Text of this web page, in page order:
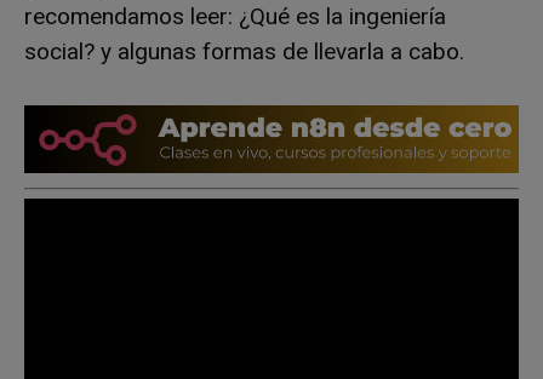
recomendamos leer: ¿Qué es la ingeniería
social? y algunas formas de llevarla a cabo.